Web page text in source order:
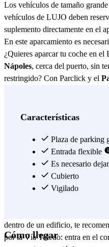
Los vehículos de tamaño
vehículos de LUJO deben
suplemento directamente en el
En este aparcamiento es
¿Quieres aparcar tu coche en
Nápoles, cerca del puerto, sin
restringido? Con Parclick y el
más que envidiable. El Parking
dónde se encuentra, está a sólo
del Plebiscito, todo un símbolo
Pero esto no es lo único que
sino que, además, llegarás
el Palacio Real de Nápoles
dentro de un edificio, te
por la Vía Toledo: entra en el
Características
Plaza de parking
Entrada flexible
Es necesario
Cubierto
Vigilado
Cómo llegar